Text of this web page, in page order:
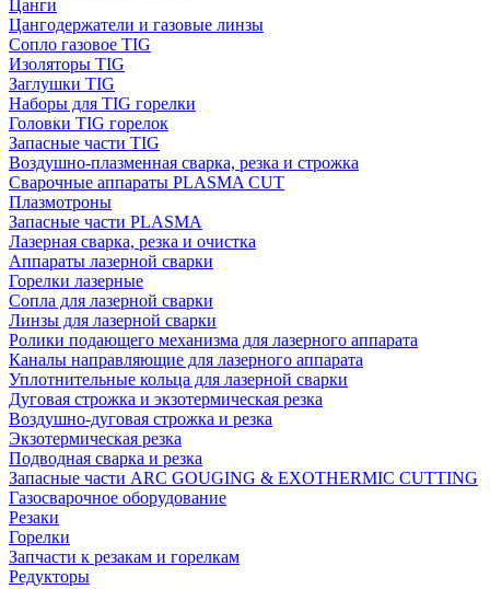
Цанги
Цангодержатели и газовые линзы
Сопло газовое TIG
Изоляторы TIG
Заглушки TIG
Наборы для TIG горелки
Головки TIG горелок
Запасные части TIG
Воздушно-плазменная сварка, резка и строжка
Сварочные аппараты PLASMA CUT
Плазмотроны
Запасные части PLASMA
Лазерная сварка, резка и очистка
Аппараты лазерной сварки
Горелки лазерные
Сопла для лазерной сварки
Линзы для лазерной сварки
Ролики подающего механизма для лазерного аппарата
Каналы направляющие для лазерного аппарата
Уплотнительные кольца для лазерной сварки
Дуговая строжка и экзотермическая резка
Воздушно-дуговая строжка и резка
Экзотермическая резка
Подводная сварка и резка
Запасные части ARC GOUGING & EXOTHERMIC CUTTING
Газосварочное оборудование
Резаки
Горелки
Запчасти к резакам и горелкам
Редукторы